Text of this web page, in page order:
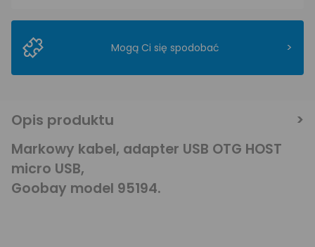
Mogą Ci się spodobać >
Opis produktu
Markowy kabel, adapter USB OTG HOST
micro USB,
Goobay model 95194.